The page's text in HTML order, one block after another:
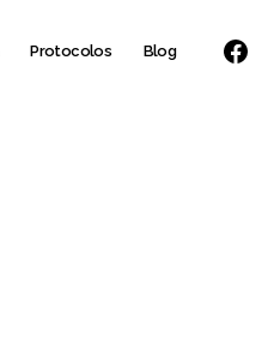
Protocolos
Blog